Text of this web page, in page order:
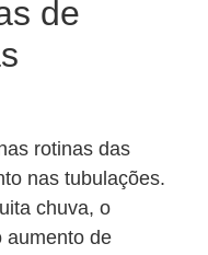
de
rotinas das
nas tubulações.
chuva, o
aumento de